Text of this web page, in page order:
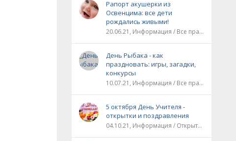
Рапорт акушерки из
Освенцима: все дети
рождались живыми!
20.06.21, Информация / Все праздники / Рассказы и истории
День Рыбака - как
праздновать: игры, загадки,
конкурсы
10.07.21, Информация / Все праздники
5 октября День Учителя -
открытки и поздравления
04.10.21, Информация / Открытки / Все праздники